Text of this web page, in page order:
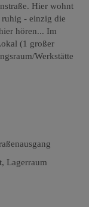
Hier wohnt
- einzig die
hören... Im
(1 großer
Werkstätte
Lagerraum